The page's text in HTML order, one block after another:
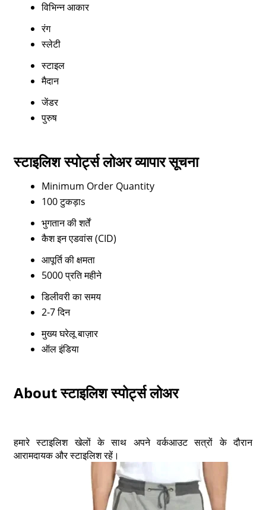
विभिन्न आकार
रंग
स्लेटी
स्टाइल
मैदान
जेंडर
पुरुष
स्टाइलिश स्पोर्ट्स लोअर व्यापार सूचना
Minimum Order Quantity
100 टुकड़ाs
भुगतान की शर्तें
कैश इन एडवांस (CID)
आपूर्ति की क्षमता
5000 प्रति महीने
डिलीवरी का समय
2-7 दिन
मुख्य घरेलू बाज़ार
ऑल इंडिया
About स्टाइलिश स्पोर्ट्स लोअर
हमारे स्टाइलिश खेलों के साथ अपने वर्कआउट सत्रों के दौरान
आरामदायक और स्टाइलिश रहें।